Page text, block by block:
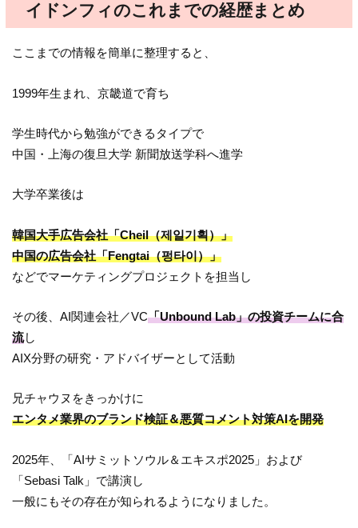
イドンフィのこれまでの経歴まとめ
ここまでの情報を簡単に整理すると、
1999年生まれ、京畿道で育ち
学生時代から勉強ができるタイプで
中国・上海の復旦大学 新聞放送学科へ進学
大学卒業後は
韓国大手広告会社「Cheil（제일기획）」
中国の広告会社「Fengtai（펑타이）」
などでマーケティングプロジェクトを担当し
その後、AI関連会社／VC「Unbound Lab」の投資チームに合
流し
AIX分野の研究・アドバイザーとして活動
兄チャウヌをきっかけに
エンタメ業界のブランド検証＆悪質コメント対策AIを開発
2025年、「AIサミットソウル＆エキスポ2025」および
「Sebasi Talk」で講演し
一般にもその存在が知られるようになりました。